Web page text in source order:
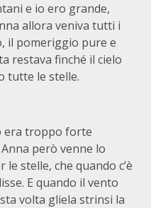
e io ero grande,
allora veniva tutti i
il pomeriggio pure e
restava finché il cielo
tutte le stelle.
era troppo forte
però venne lo
stelle, che quando c’è
E quando il vento
volta gliela strinsi la